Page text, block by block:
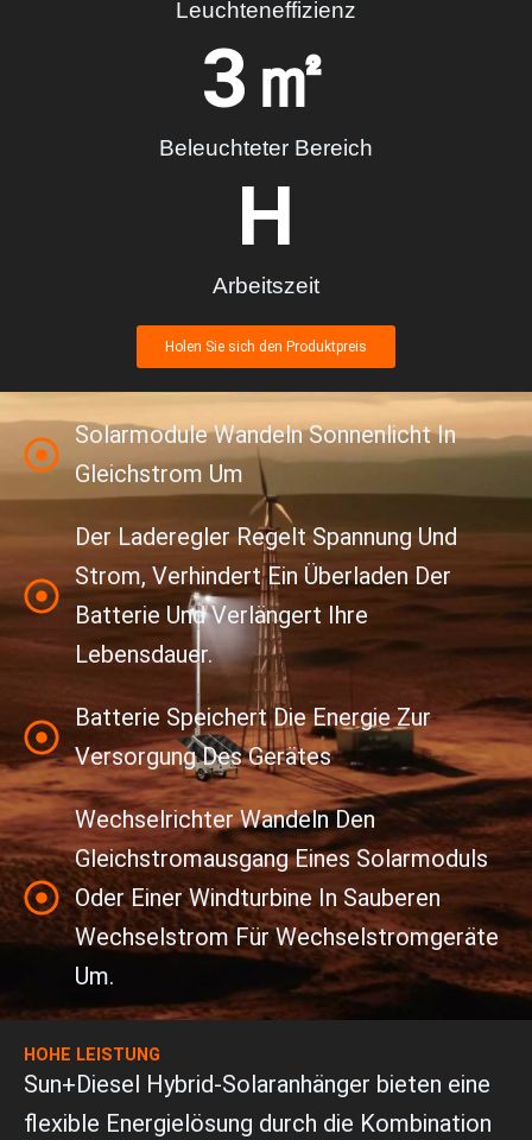
Leuchteneffizienz
Beleuchteter Bereich
3㎡
Arbeitszeit
H
Holen Sie sich den Produktpreis
Solarmodule Wandeln Sonnenlicht In
Gleichstrom Um
Der Laderegler Regelt Spannung Und
Strom, Verhindert Ein Überladen Der
Batterie Und Verlängert Ihre
Lebensdauer.
Batterie Speichert Die Energie Zur
Versorgung Des Gerätes
Wechselrichter Wandeln Den
Gleichstromausgang Eines Solarmoduls
Oder Einer Windturbine In Sauberen
Wechselstrom Für Wechselstromgeräte
Um.
HOHE LEISTUNG
Sun+Diesel Hybrid-Solaranhänger bieten eine
flexible Energielösung durch die Kombination